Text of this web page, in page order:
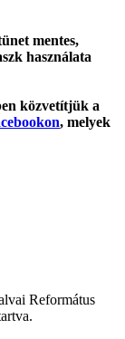
mentes,
használata
közvetítjük a
, melyek
Református